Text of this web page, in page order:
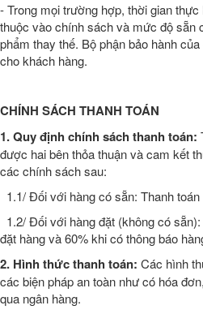
- Trong mọi trường hợp, thời gian
thuộc vào chính sách và mức độ sẵn
phẩm thay thế. Bộ phận bảo hành
cho khách hàng.
CHÍNH SÁCH THANH TOÁN
1. Quy định chính sách thanh toán:
được hai bên thỏa thuận và cam kết
các chính sách sau:
1.1/ Đối với hàng có sẵn: Thanh
1.2/ Đối với hàng đặt (không có
đặt hàng và 60% khi có thông báo
2. Hình thức thanh toán: Các hình
các biện pháp an toàn như có hóa
qua ngân hàng.